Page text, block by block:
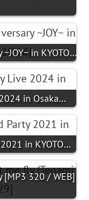
in KYOTO…
in Osaka…
in KYOTO…
[MP3 320 / WEB]